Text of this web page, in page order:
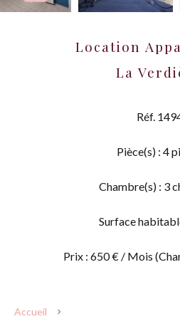
Location
La
Réf.
Pièce(s) : 4
Chambre(s) : 3
Surface
Prix : 650 € / Mois
Accueil